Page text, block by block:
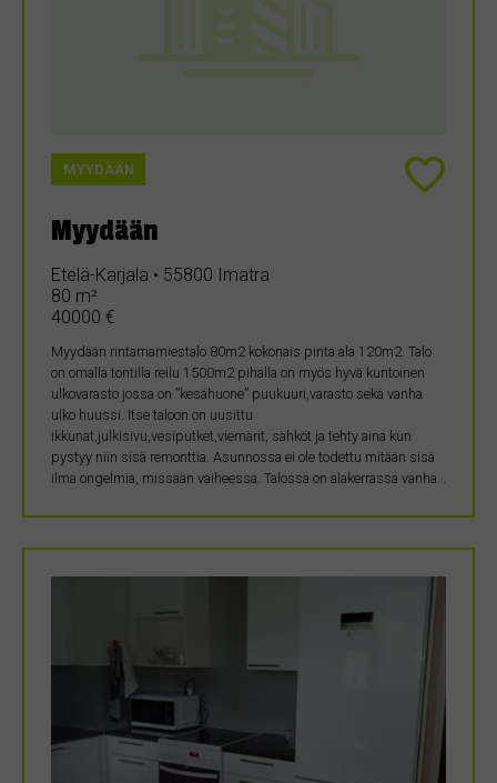
MYYDÄÄN
Myydään
Etelä-Karjala • 55800 Imatra
80 m²
40000 €
Myydään rintamamiestalo 80m2 kokonais pinta ala 120m2. Talo
on omalla tontilla reilu 1500m2 pihalla on myös hyvä kuntoinen
ulkovarasto jossa on ”kesähuone” puukuuri,varasto sekä vanha
ulko huussi. Itse taloon on uusittu
ikkunat,julkisivu,vesiputket,viemärit, sähköt ja tehty aina kun
pystyy niin sisä remonttia. Asunnossa ei ole todettu mitään sisä
ilma ongelmia, missään vaiheessa. Talossa on alakerrassa vanha…